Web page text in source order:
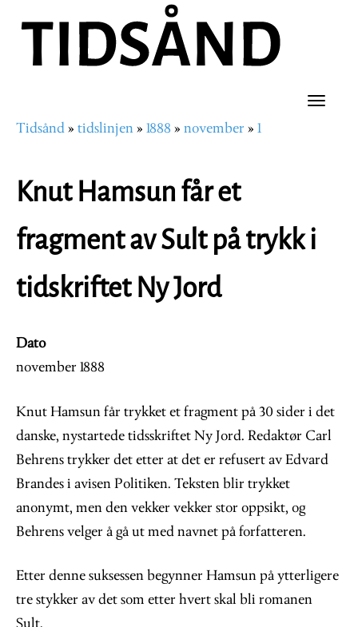
hovedinnhold
Toggle
Navigasjonssti
Tidsånd tidslinjen 1888 november 1
Knut Hamsun får et
fragment av Sult på trykk i
tidskriftet Ny Jord
Dato
november 1888
Knut Hamsun får trykket et fragment på 30 sider i det
danske, nystartede tidsskriftet Ny Jord. Redaktør Carl
Behrens trykker det etter at det er refusert av Edvard
Brandes i avisen Politiken. Teksten blir trykket
anonymt, men den vekker vekker stor oppsikt, og
Behrens velger å gå ut med navnet på forfatteren.
Etter denne suksessen begynner Hamsun på ytterligere
tre stykker av det som etter hvert skal bli romanen